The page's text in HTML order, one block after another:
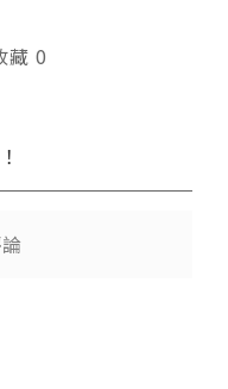
藏 0
！